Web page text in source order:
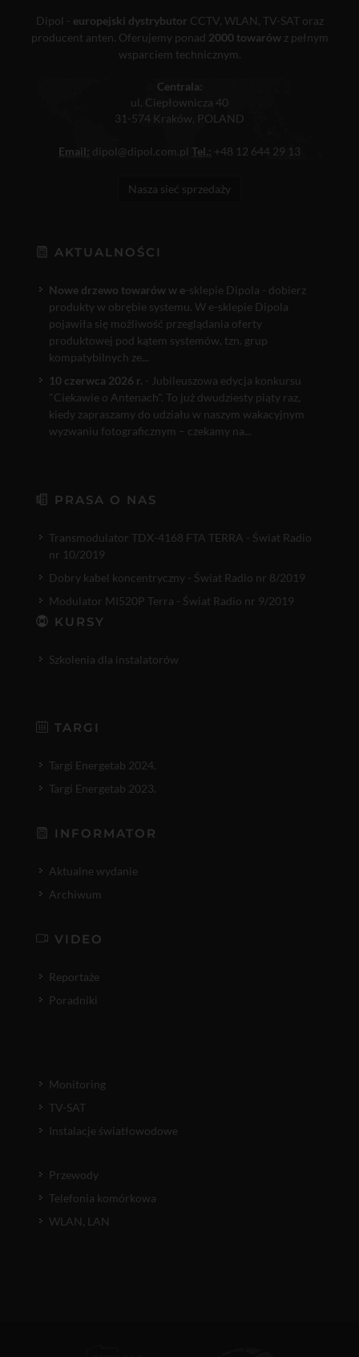
Dipol - europejski dystrybutor CCTV, WLAN, TV-SAT oraz
producent anten. Oferujemy ponad 2000 towarówz pełnym
wsparciem technicznym.
Centrala:
ul. Ciepłownicza 40
31-574 Kraków, POLAND
Email: dipol@dipol.com.pl Tel.: +48 12 644 29 13
Nasza sieć sprzedaży
AKTUALNOŚCI
Nowe drzewo towarów w e-sklepie Dipola - dobierz
produkty w obrębie systemu. W e-sklepie Dipola
pojawiła się możliwość przeglądania oferty
produktowej pod kątem systemów, tzn. grup
kompatybilnych ze...
10 czerwca 2026 r. - Jubileuszowa edycja konkursu
"Ciekawie o Antenach". To już dwudziesty piąty raz,
kiedy zapraszamy do udziału w naszym wakacyjnym
wyzwaniu fotograficznym – czekamy na...
PRASA O NAS
Transmodulator TDX-4168 FTA TERRA - Świat Radio
nr 10/2019
Dobry kabel koncentryczny - Świat Radio nr 8/2019
Modulator MI520P Terra - Świat Radio nr 9/2019
KURSY
Szkolenia dla instalatorów
TARGI
Targi Energetab 2024.
Targi Energetab 2023.
INFORMATOR
Aktualne wydanie
Archiwum
VIDEO
Reportaże
Poradniki
Monitoring
TV-SAT
Instalacje światłowodowe
Przewody
Telefonia komórkowa
WLAN, LAN